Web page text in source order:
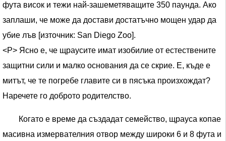
фута висок и тежи най-зашеметяващите 350 паунда. Ако
заплаши, че може да достави достатъчно мощен удар да
убие лъв [източник: San Diego Zoo].
<Р> Ясно е, че щраусите имат изобилие от естествените
защитни сили и малко основания да се скрие. Е, къде е
митът, че те погребе главите си в пясъка произхождат?
Наречете го доброто родителство.
Когато е време да създадат семейство, щрауса копае
масивна измервателния отвор между широки 6 и 8 фута и